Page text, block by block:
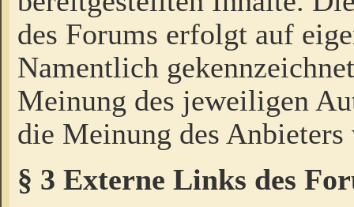
des Forums erfolgt auf
Namentlich
Meinung des jeweiligen
die Meinung des Anbieters
§ 3 Externe Links des